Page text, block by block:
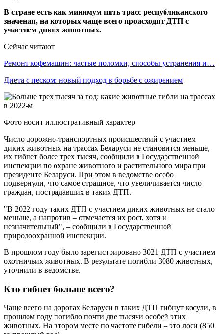
В стране есть как минимум пять трасс республиканского
значения, на которых чаще всего происходят ДТП с
участием диких животных.
Сейчас читают
Ремонт кофемашин: частые поломки, способы устранения и…
Диета с песком: новый подход в борьбе с ожирением
Фото носит иллюстративный характер
Число дорожно-транспортных происшествий с участием
диких животных на трассах Беларуси не становится меньше,
их гибнет более трех тысяч, сообщили в Государственной
инспекции по охране животного и растительного мира при
президенте Беларуси. При этом в ведомстве особо
подвернули, что самое страшное, что увеличивается число
граждан, пострадавших в таких ДТП.
"В 2022 году таких ДТП с участием диких животных не стало
меньше, а напротив – отмечается их рост, хотя и
незначительный", – сообщили в Государственной
природоохранной инспекции.
В прошлом году было зарегистрировано 3021 ДТП с участием
охотничьих животных. В результате погибли 3080 животных,
уточнили в ведомстве.
Кто гибнет больше всего?
Чаще всего на дорогах Беларуси в таких ДТП гибнут косули, в
прошлом году погибло почти две тысячи особей этих
животных. На втором месте по частоте гибели – это лоси (850